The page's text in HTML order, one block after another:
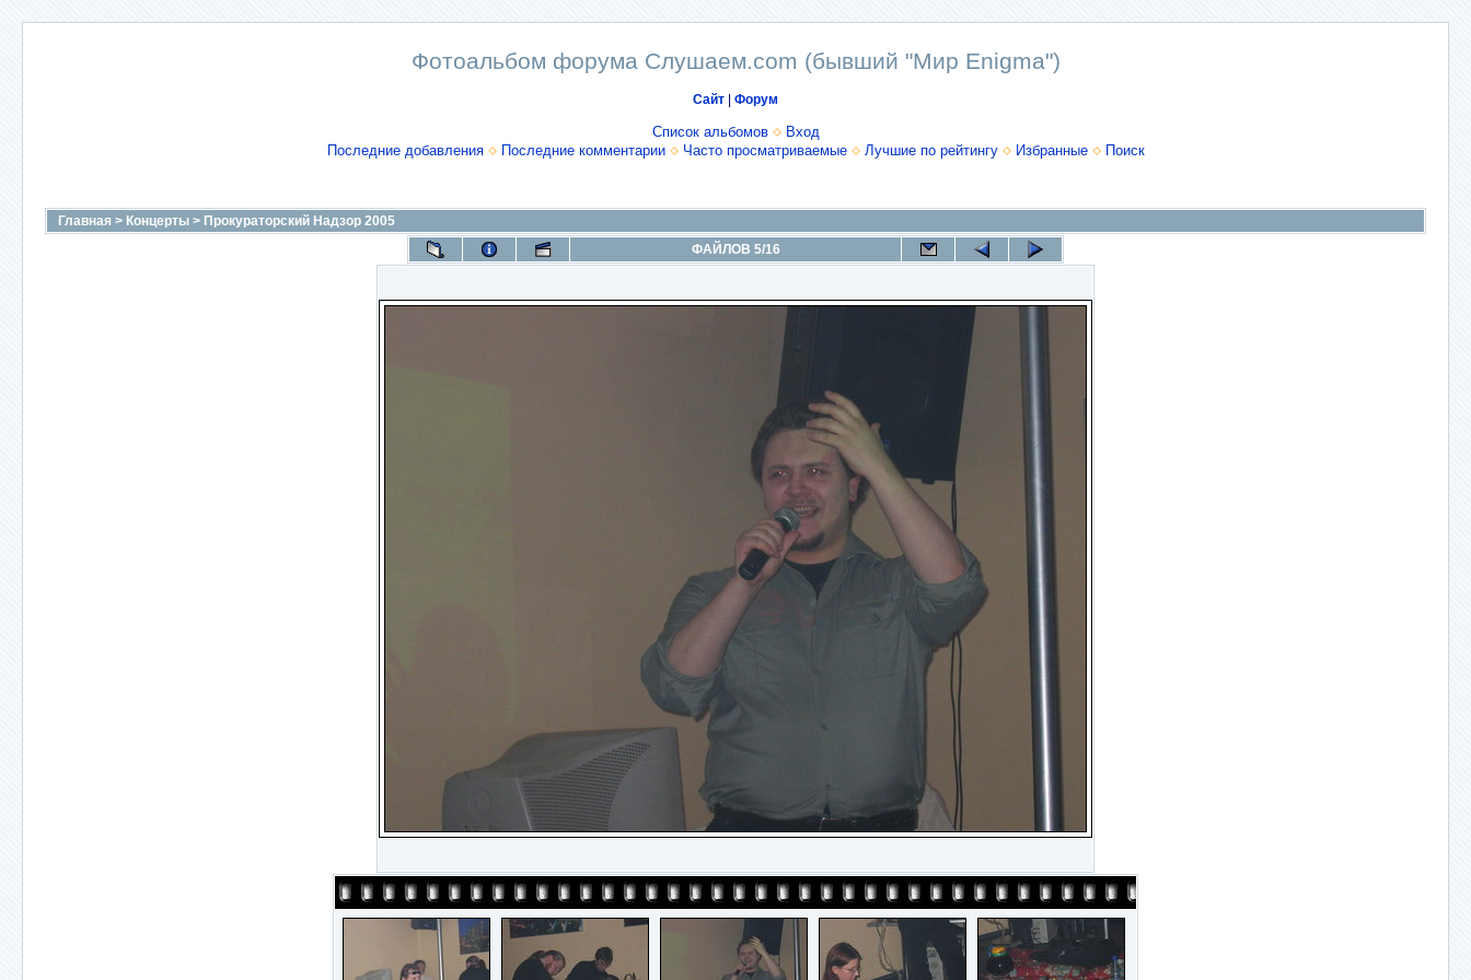
Фотоальбом форума Слушаем.com (бывший "Мир Enigma")
Сайт Форум
Список альбомов
Вход
Последние добавления
Последние комментарии Часто просматриваемые Лучшие по рейтингу Избранные Поиск
Главная > Концерты > Прокураторский Надзор 2005
ФАЙЛОВ 5/16